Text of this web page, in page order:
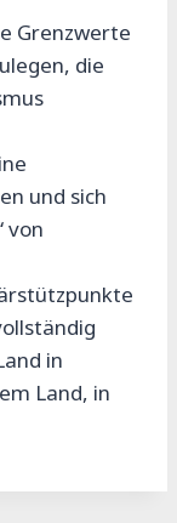
Grenzwerte
die
und sich
von
in
Land, in